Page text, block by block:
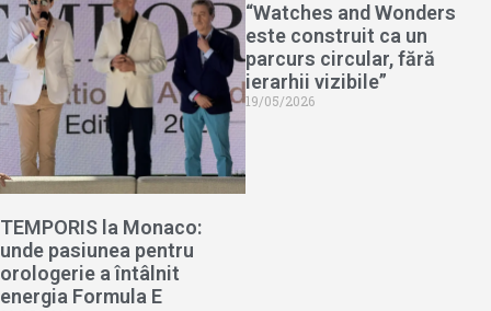
TEMPORIS la Monaco:
unde pasiunea pentru
orologerie a întâlnit
energia Formula E
“Watches and Wonders
este construit ca un
parcurs circular, fără
ierarhii vizibile”
19/05/2026